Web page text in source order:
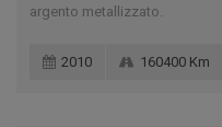
argento metallizzato.
2010 160400 Km